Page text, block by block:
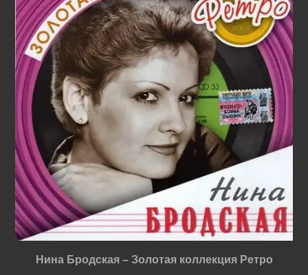
Нина Бродская – Золотая коллекция Ретро